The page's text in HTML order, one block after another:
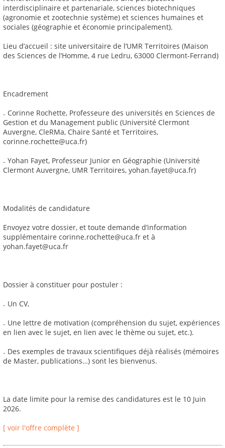
interdisciplinaire et partenariale, sciences biotechniques
(agronomie et zootechnie système) et sciences humaines et
sociales (géographie et économie principalement).
Lieu d’accueil : site universitaire de l’UMR Territoires (Maison
des Sciences de l’Homme, 4 rue Ledru, 63000 Clermont-Ferrand)
Encadrement
₋ Corinne Rochette, Professeure des universités en Sciences de
Gestion et du Management public (Université Clermont
Auvergne, CleRMa, Chaire Santé et Territoires,
corinne.rochette@uca.fr)
₋ Yohan Fayet, Professeur Junior en Géographie (Université
Clermont Auvergne, UMR Territoires, yohan.fayet@uca.fr)
Modalités de candidature
Envoyez votre dossier, et toute demande d’information
supplémentaire corinne.rochette@uca.fr et à
yohan.fayet@uca.fr
Dossier à constituer pour postuler :
₋ Un CV,
₋ Une lettre de motivation (compréhension du sujet, expériences
en lien avec le sujet, en lien avec le thème ou sujet, etc.).
₋ Des exemples de travaux scientifiques déjà réalisés (mémoires
de Master, publications…) sont les bienvenus.
La date limite pour la remise des candidatures est le 10 Juin
2026.
[ voir l'offre complète ]